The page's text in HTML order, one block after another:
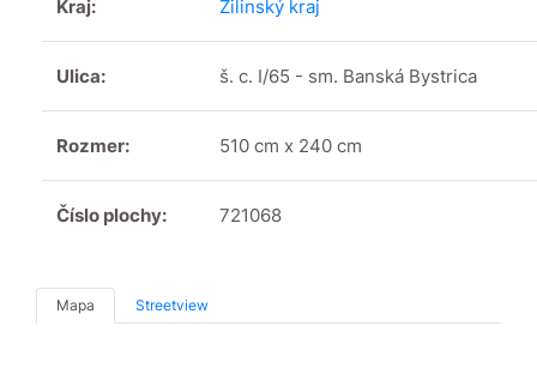
Kraj: Žilinský kraj
Ulica: š. c. I/65 - sm. Banská Bystrica
Rozmer: 510 cm x 240 cm
Číslo plochy: 721068
Mapa Streetview